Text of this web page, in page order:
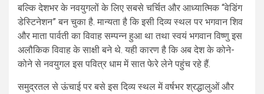
बल्कि देशभर के नवयुगलों के लिए सबसे चर्चित और आध्यात्मिक “वेडिंग
डेस्टिनेशन” बन चुका है. मान्यता है कि इसी दिव्य स्थल पर भगवान शिव
और माता पार्वती का विवाह सम्पन्न हुआ था तथा स्वयं भगवान विष्णु इस
अलौकिक विवाह के साक्षी बने थे. यही कारण है कि अब देश के कोने-
कोने से नवयुगल इस पवित्र धाम में सात फेरे लेने पहुंच रहे हैं.
समुद्रतल से ऊंचाई पर बसे इस दिव्य स्थल में वर्षभर श्रद्धालुओं और